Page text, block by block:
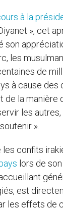
à la
», cet
son
les
de
à cause des
de la manière
les
».
les confits
lors de
est
les effets de